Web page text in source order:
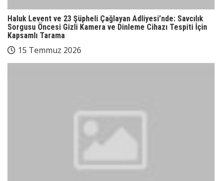
Haluk Levent ve 23 Şüpheli Çağlayan Adliyesi’nde: Savcılık
Sorgusu Öncesi Gizli Kamera ve Dinleme Cihazı Tespiti İçin
Kapsamlı Tarama
15 Temmuz 2026